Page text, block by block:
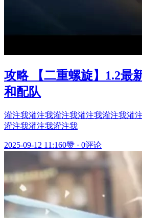
攻略 【二重螺旋】1.2最
和配队
灌注我灌注我灌注我灌注我灌注我灌
灌注我灌注我灌注我
2025-09-12 11:160赞 · 0评论